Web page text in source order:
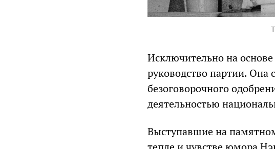
Исключительно на
руководство партии. Она
безоговорочного
деятельностью
Выступавшие на